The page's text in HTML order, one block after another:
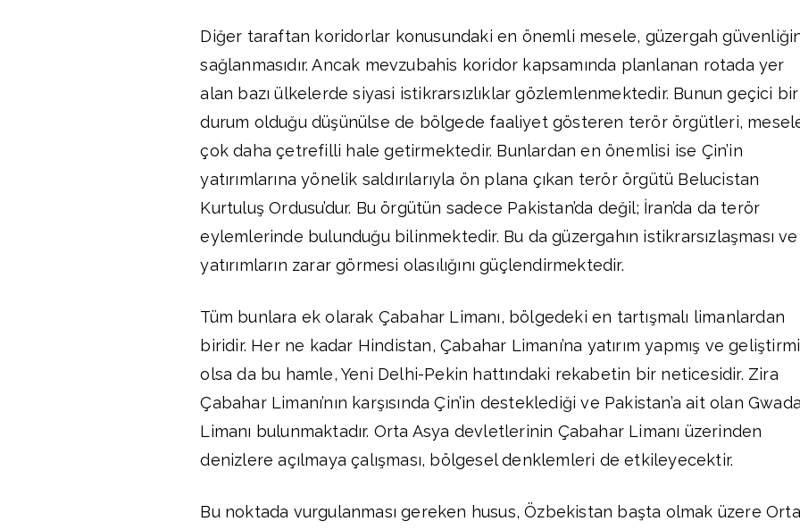
Diğer taraftan koridorlar konusundaki en önemli mesele, güzergah
sağlanmasıdır. Ancak mevzubahis koridor kapsamında planlanan rotada yer
alan bazı ülkelerde siyasi istikrarsızlıklar gözlemlenmektedir. Bunun geçici bir
durum olduğu düşünülse de bölgede faaliyet gösteren terör örgütleri,
çok daha çetrefilli hale getirmektedir. Bunlardan en önemlisi ise Çin’in
yatırımlarına yönelik saldırılarıyla ön plana çıkan terör örgütü Belucistan
Kurtuluş Ordusu’dur. Bu örgütün sadece Pakistan’da değil; İran’da da terör
eylemlerinde bulunduğu bilinmektedir. Bu da güzergahın istikrarsızlaşması ve
yatırımların zarar görmesi olasılığını güçlendirmektedir.
Tüm bunlara ek olarak Çabahar Limanı, bölgedeki en tartışmalı limanlardan
biridir. Her ne kadar Hindistan, Çabahar Limanı’na yatırım yapmış ve
olsa da bu hamle, Yeni Delhi-Pekin hattındaki rekabetin bir neticesidir. Zira
Çabahar Limanı’nın karşısında Çin’in desteklediği ve Pakistan’a ait olan
Limanı bulunmaktadır. Orta Asya devletlerinin Çabahar Limanı üzerinden
denizlere açılmaya çalışması, bölgesel denklemleri de etkileyecektir.
Bu noktada vurgulanması gereken husus, Özbekistan başta olmak üzere Orta